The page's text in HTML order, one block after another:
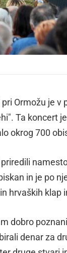
Ormožu je
Ta koncert
okrog 700
in je po
hrvaških
dobro
denar za